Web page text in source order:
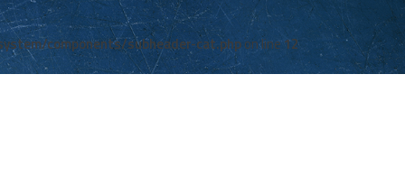
components/subheader-cat.phpon line12